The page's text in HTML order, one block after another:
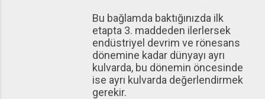
Bu bağlamda baktığınızda ilk
etapta 3. maddeden ilerlersek
endüstriyel devrim ve rönesans
dönemine kadar dünyayı ayrı
kulvarda, bu dönemin öncesinde
ise ayrı kulvarda değerlendirmek
gerekir.